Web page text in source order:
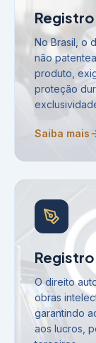
No Brasil, o
não
produto,
proteção
Saiba mais
O direito
obras
garantindo
aos lucros,